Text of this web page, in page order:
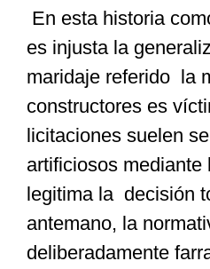
En esta historia
es injusta la
maridaje referido la
constructores es
licitaciones suelen
artificiosos mediante
legitima la decisión
antemano, la
deliberadamente